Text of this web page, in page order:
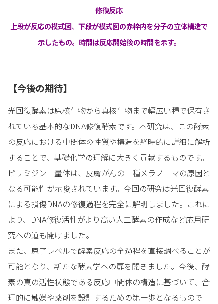
修復反応
上段が反応の模式図、下段が模式図の赤枠内を分子の立体構造で
示したもの。時間は反応開始後の時間を示す。
【今後の期待】
光回復酵素は原核生物から真核生物まで幅広い種で保有さ
れている基本的なDNA修復酵素です。本研究は、この酵素
の反応における中間体の性質や構造を経時的に詳細に解析
することで、基礎化学の理解に大きく貢献するものです。
ピリミジン二量体は、皮膚がんの一種メラノーマの原因と
なる可能性が示唆されています。今回の研究は光回復酵素
による損傷DNAの修復過程を完全に解明しました。これに
より、DNA修復活性がより高い人工酵素の作成など応用研
究への道も開けました。
また、原子レベルで酵素反応の全過程を直接調べることが
可能となり、新たな酵素学への扉を開きました。今後、酵
素の真の活性状態である反応中間体の構造に基づいて、合
理的に触媒や薬剤を設計するための第一歩となるもので